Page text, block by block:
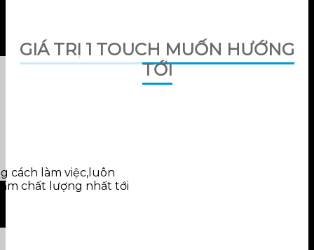
GIÁ TRỊ 1 TOUCH MUỐN HƯỚNG
TỚI
cách làm việc,luôn
chất lượng nhất tới